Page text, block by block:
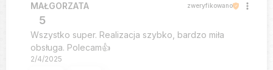
MAŁGORZATA zweryfikowano
5
Wszystko super. Realizacja szybko, bardzo miła
obsługa. Polecam👍️
2/4/2025